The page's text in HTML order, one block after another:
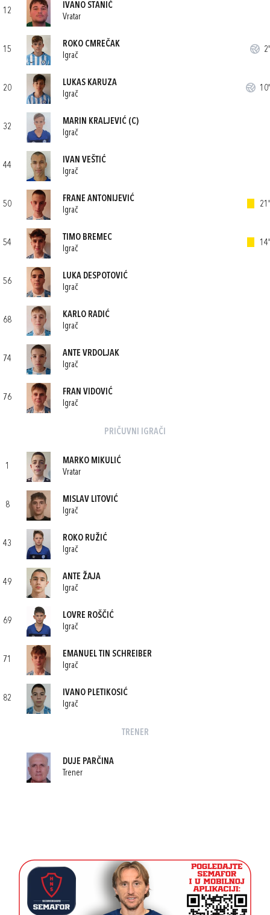
12
IVANO STANIĆ
Vratar
15
ROKO CMREČAK
Igrač
2'
20
LUKAS KARUZA
Igrač
10'
32
MARIN KRALJEVIĆ (C)
Igrač
44
IVAN VEŠTIĆ
Igrač
50
FRANE ANTONIJEVIĆ
Igrač
21'
54
TIMO BREMEC
Igrač
14'
56
LUKA DESPOTOVIĆ
Igrač
68
KARLO RADIĆ
Igrač
74
ANTE VRDOLJAK
Igrač
76
FRAN VIDOVIĆ
Igrač
PRIČUVNI IGRAČI
1
MARKO MIKULIĆ
Vratar
8
MISLAV LITOVIĆ
Igrač
43
ROKO RUŽIĆ
Igrač
49
ANTE ŽAJA
Igrač
69
LOVRE ROŠČIĆ
Igrač
71
EMANUEL TIN SCHREIBER
Igrač
82
IVANO PLETIKOSIĆ
Igrač
TRENER
DUJE PARČINA
Trener